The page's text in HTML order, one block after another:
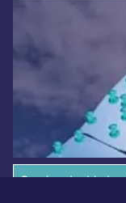
Overige